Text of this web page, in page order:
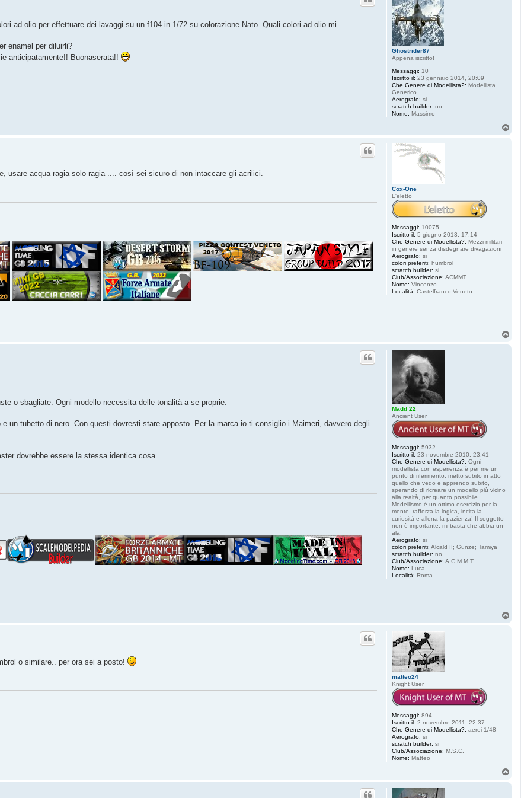
Ghostrider87
Appena iscritto!
Messaggi: 10
Iscritto il: 23 gennaio 2014, 20:09
Che Genere di Modellista?: Modellista
Generico
Aerografo: si
scratch builder: no
Nome: Massimo
ad olio per effettuare dei lavaggi su un f104 in 1/72 su colorazione Nato. Quali colori ad olio mi
enamel per diluirli?
anticipatamente!! Buonaserata!!
Cox-One
L'eletto
Messaggi: 10075
Iscritto il: 5 giugno 2013, 17:14
Che Genere di Modellista?: Mezzi militari
in genere senza disdegnare divagazioni
Aerografo: si
colori preferiti: humbrol
scratch builder: si
Club/Associazione: ACMMT
Nome: Vincenzo
Località: Castelfranco Veneto
usare acqua ragia solo ragia .... così sei sicuro di non intaccare gli acrilici.
Madd 22
Ancient User
Messaggi: 5932
Iscritto il: 23 novembre 2010, 23:41
Che Genere di Modellista?: Ogni
modellista con esperienza è per me un
punto di riferimento, metto subito in atto
quello che vedo e apprendo subito,
sperando di ricreare un modello più vicino
alla realtà, per quanto possibile.
Modellismo è un ottimo esercizio per la
mente, rafforza la logica, incita la
curiosità e allena la pazienza! Il soggetto
non è importante, mi basta che abbia un
ala.
Aerografo: si
colori preferiti: Alcald II; Gunze; Tamiya
scratch builder: no
Club/Associazione: A.C.M.M.T.
Nome: Luca
Località: Roma
o sbagliate. Ogni modello necessita delle tonalità a se proprie.
un tubetto di nero. Con questi dovresti stare apposto. Per la marca io ti consiglio i Maimeri, davvero degli
dovrebbe essere la stessa identica cosa.
matteo24
Knight User
Messaggi: 894
Iscritto il: 2 novembre 2011, 22:37
Che Genere di Modellista?: aerei 1/48
Aerografo: si
scratch builder: si
Club/Associazione: M.S.C.
Nome: Matteo
o similare.. per ora sei a posto!